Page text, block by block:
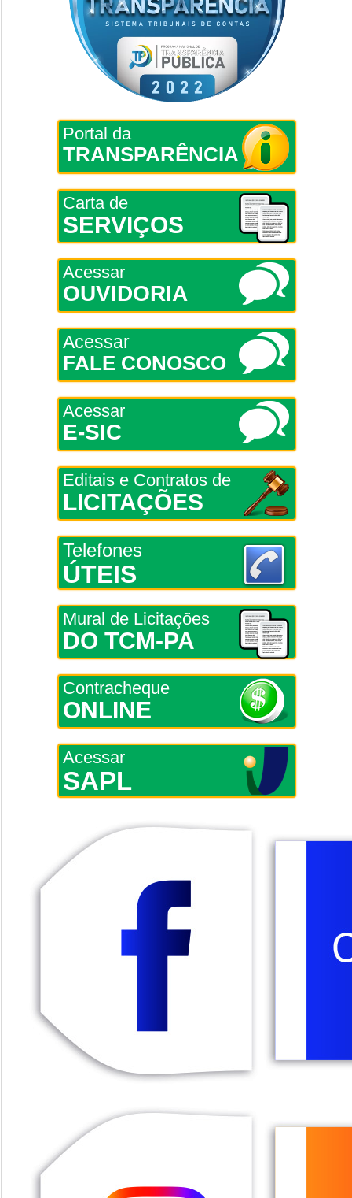
Portal da
TRANSPARÊNCIA
Carta de
SERVIÇOS
Acessar
OUVIDORIA
Acessar
FALE CONOSCO
Acessar
E-SIC
Editais e Contratos de
LICITAÇÕES
Telefones
ÚTEIS
Mural de Licitações
DO TCM-PA
Contracheque
ONLINE
Acessar
SAPL